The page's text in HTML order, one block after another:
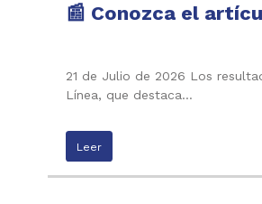
📰 Conozca el
21 de Julio de 2026 Los
Línea, que destaca…
Leer